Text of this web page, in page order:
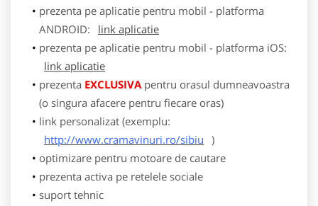
prezenta pe aplicatie pentru mobil - platforma
ANDROID:
link aplicatie
prezenta pe aplicatie pentru mobil - platforma iOS:
link aplicatie
prezenta EXCLUSIVApentru orasul dumneavoastra
(o singura afacere pentru fiecare oras)
link personalizat (exemplu:
http://www.cramavinuri.ro/sibiu )
optimizare pentru motoare de cautare
prezenta activa pe retelele sociale
suport tehnic